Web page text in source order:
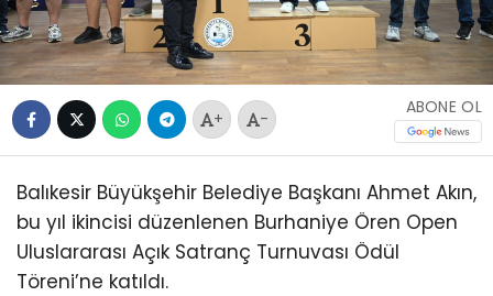
+ -
ABONE OL
Balıkesir Büyükşehir Belediye Başkanı Ahmet Akın,
bu yıl ikincisi düzenlenen Burhaniye Ören Open
Uluslararası Açık Satranç Turnuvası Ödül
Töreni’ne katıldı.